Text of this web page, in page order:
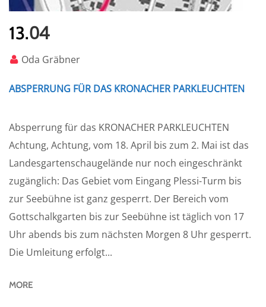
13.04
Oda Gräbner
ABSPERRUNG FÜR DAS KRONACHER PARKLEUCHTEN
Absperrung für das KRONACHER PARKLEUCHTEN
Achtung, Achtung, vom 18. April bis zum 2. Mai ist das
Landesgartenschaugelände nur noch eingeschränkt
zugänglich: Das Gebiet vom Eingang Plessi-Turm bis
zur Seebühne ist ganz gesperrt. Der Bereich vom
Gottschalkgarten bis zur Seebühne ist täglich von 17
Uhr abends bis zum nächsten Morgen 8 Uhr gesperrt.
Die Umleitung erfolgt...
MORE